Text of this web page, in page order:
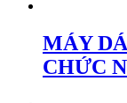
MÁY
CHỨC